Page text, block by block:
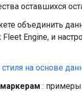
оставшихся
объединить
Fleet Engine, и
на основе
: